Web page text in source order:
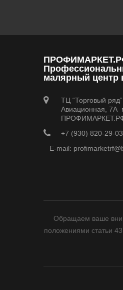
малярный центр
ТЦ “Торговый
Авиационная, 7А
+7 (930) 820-29-03
E-mail:
Обращаем ваше
положениями статьи